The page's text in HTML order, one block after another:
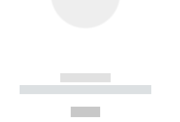
------------
----------- ----------- --------